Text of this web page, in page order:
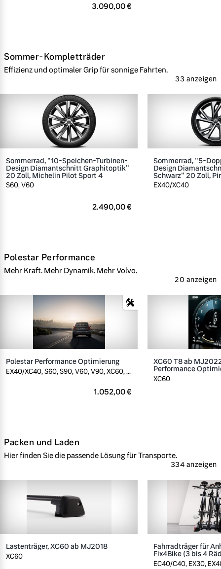
3.090,00 €
Sommer-Kompletträder
Effizienz und optimaler Grip für sonnige Fahrten.
33 anzeigen
Sommerrad, "10-Speichen-Turbinen-
Design Diamantschnitt Graphitoptik"
20 Zoll, Michelin Pilot Sport 4
S60, V60
2.490,00 €
Sommerrad, "5-
Design
Schwarz" 20 Zoll,
EX40/XC40
Polestar Performance
Mehr Kraft. Mehr Dynamik. Mehr Volvo.
20 anzeigen
Polestar Performance Optimierung
EX40/XC40, S60, S90, V60, V90, XC60, ...
1.052,00 €
XC60 T8 ab
Performance
XC60
Packen und Laden
Hier finden Sie die passende Lösung für Transporte.
334 anzeigen
Lastenträger, XC60 ab MJ2018
XC60
Fahrradträger für
Fix4Bike (3 bis 4
EC40/C40, EX30,